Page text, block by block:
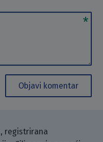
Objavi komentar
registrirana